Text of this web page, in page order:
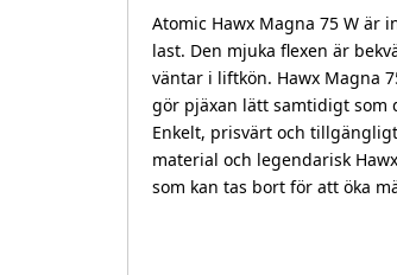
Atomic Hawx Magna 75 W är
last. Den mjuka flexen är
väntar i liftkön. Hawx Magna
gör pjäxan lätt samtidigt
Enkelt, prisvärt och
material och legendarisk
som kan tas bort för att öka